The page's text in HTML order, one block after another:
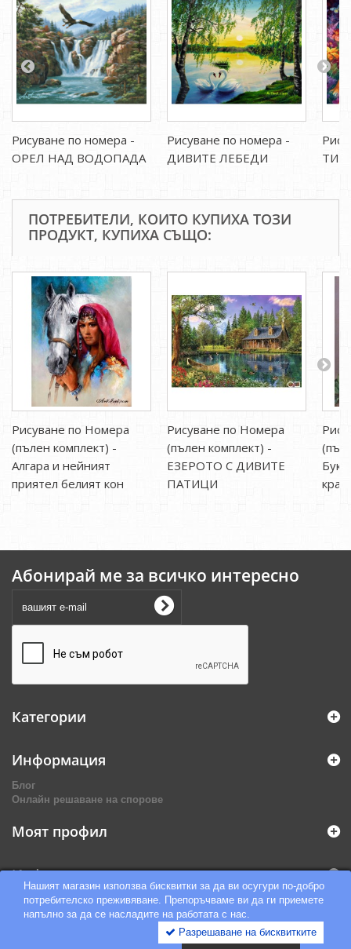
Нашият магазин използва бисквитки за да ви осугури по-добро
потребителско преживяване. Препоръчваме ви да ги приемете
напълно за да се насладите на работата с нас.
Разрешаване на бисквитките
Рисуване по номера -
ОРЕЛ НАД ВОДОПАДА
Рисуване по номера -
ДИВИТЕ ЛЕБЕДИ
ПОТРЕБИТЕЛИ, КОИТО КУПИХА ТОЗИ
ПРОДУКТ, КУПИХА СЪЩО:
Рисуване по Номера
(пълен комплект) -
Алгара и нейният
приятел белият кон
Рисуване по Номера
(пълен комплект) -
ЕЗЕРОТО С ДИВИТЕ
ПАТИЦИ
Абонирай ме за всичко интересно
Категории
Информация
Блог
Онлайн решаване на спорове
Моят профил
Информация за магазина